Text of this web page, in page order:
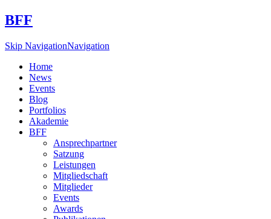
BFF
Skip NavigationNavigation
Home
News
Events
Blog
Portfolios
Akademie
BFF
Ansprechpartner
Satzung
Leistungen
Mitgliedschaft
Mitglieder
Events
Awards